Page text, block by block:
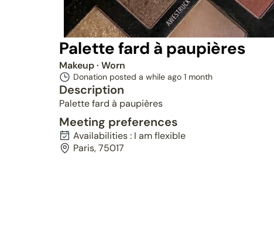
Palette fard à paupières
Makeup· Worn
Donation posted a while ago 1 month
Description
Palette fard à paupières
Meeting preferences
Availabilities : I am flexible
Paris, 75017